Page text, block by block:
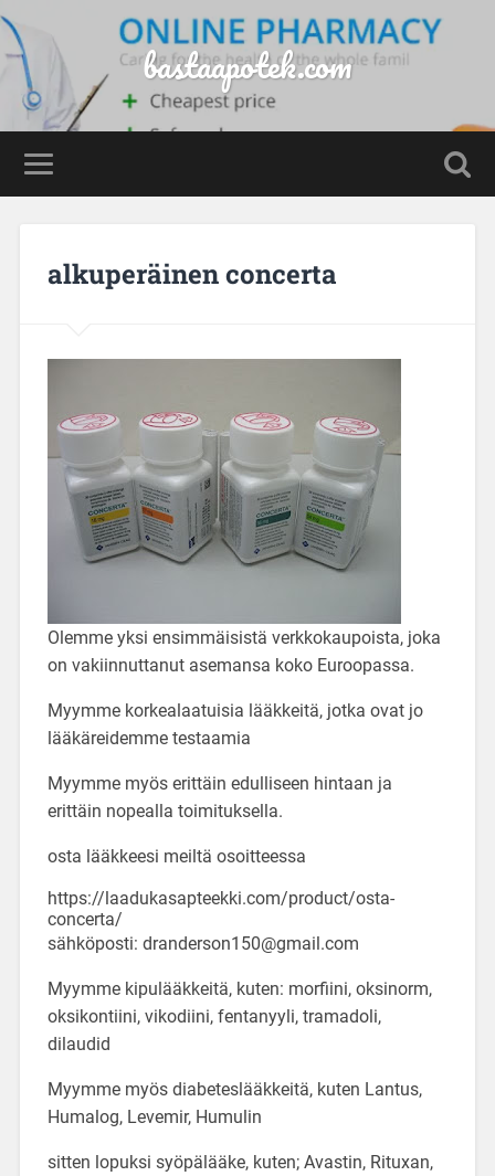
bastaapotek.com
alkuperäinen concerta
Olemme yksi ensimmäisistä verkkokaupoista, joka
on vakiinnuttanut asemansa koko Euroopassa.
Myymme korkealaatuisia lääkkeitä, jotka ovat jo
lääkäreidemme testaamia
Myymme myös erittäin edulliseen hintaan ja
erittäin nopealla toimituksella.
osta lääkkeesi meiltä osoitteessa
https://laadukasapteekki.com/product/osta-
concerta/
sähköposti: dranderson150@gmail.com
Myymme kipulääkkeitä, kuten: morfiini, oksinorm,
oksikontiini, vikodiini, fentanyyli, tramadoli,
dilaudid
Myymme myös diabeteslääkkeitä, kuten Lantus,
Humalog, Levemir, Humulin
sitten lopuksi syöpälääke, kuten; Avastin, Rituxan,